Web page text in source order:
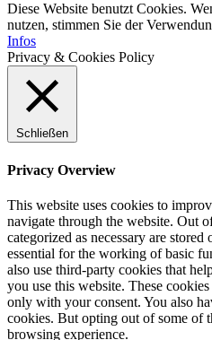
Diese Website benutzt Cookies.
nutzen, stimmen Sie der
Infos
Privacy & Cookies Policy
Schließen
Privacy Overview
This website uses cookies to
navigate through the website. Out
categorized as necessary are
essential for the working of basic
also use third-party cookies that
you use this website. These
only with your consent. You also
cookies. But opting out of some of
browsing experience.